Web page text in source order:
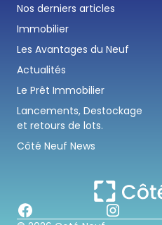
Nos derniers articles
Immobilier
Les Avantages du Neuf
Actualités
Le Prêt Immobilier
Lancements, Destockage
et retours de lots.
Côté Neuf News